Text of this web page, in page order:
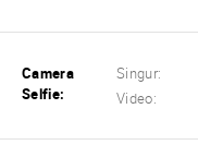
Camera
Selfie:
Singur:
Video: